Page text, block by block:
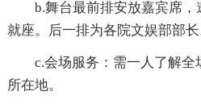
b.舞台最前排安放嘉宾席
就座。后一排为各院文娱部部长
c.会场服务：需一人了解
所在地。